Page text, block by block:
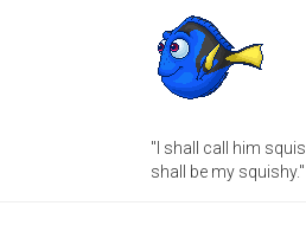
"I shall call him
shall be my squishy."